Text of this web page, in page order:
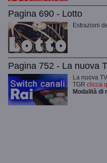
Pagina 690 - Lotto
Estrazioni
Pagina 752 - La nuova
La nuova
TGR clicca
Modalità di